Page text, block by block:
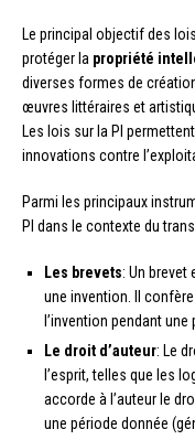
Le principal objectif des
protéger la propriété
diverses formes de
œuvres littéraires et
Les lois sur la PI
innovations contre
Parmi les principaux
PI dans le contexte du
Les brevets: Un brevet
une invention. Il
l’invention pendant
Le droit d’auteur: Le
l’esprit, telles que les
accorde à l’auteur le
une période donnée